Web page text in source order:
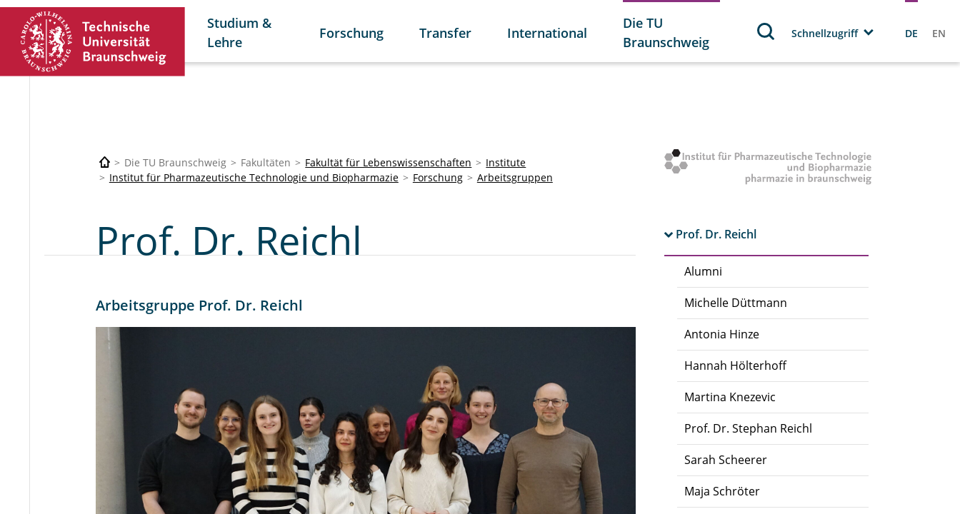
Studium &
Lehre
Forschung Transfer International
Die TU
Braunschweig
Schnellzugriff DE EN
Die TU Braunschweig Fakultäten Fakultät für Lebenswissenschaften
Institute
Institut für Pharmazeutische Technologie und Biopharmazie
Forschung Arbeitsgruppen
Prof. Dr. Reichl
Alumni
Michelle Düttmann
Antonia Hinze
Hannah Hölterhoff
Martina Knezevic
Prof. Dr. Stephan Reichl
Sarah Scheerer
Maja Schröter
Prof. Dr. Reichl
Arbeitsgruppe Prof. Dr. Reichl